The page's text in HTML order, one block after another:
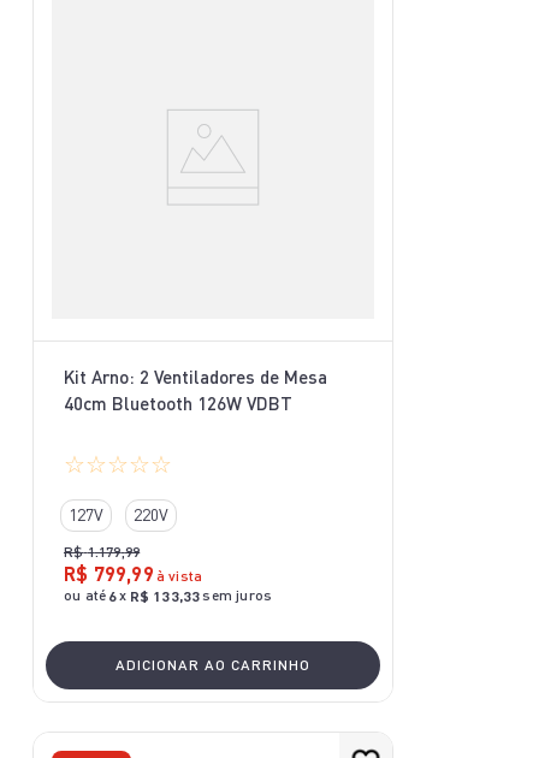
Kit Arno: 2 Ventiladores de Mesa
40cm Bluetooth 126W VDBT
☆☆☆☆☆
127V 220V
R$ 1.179,99
R$ 799,99 à vista
ou até 6x R$ 133,33sem juros
ADICIONAR AO CARRINHO